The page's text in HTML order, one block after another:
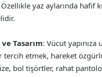
yaz aylarında hafif
Tasarım: Vücut
tercih etmek, hareket
bol tişörtler, rahat